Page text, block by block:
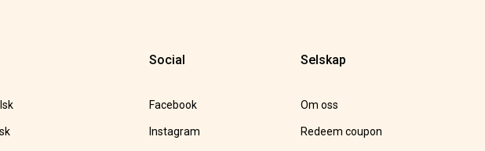
Social
Facebook
Instagram
Selskap
Om oss
Redeem coupon